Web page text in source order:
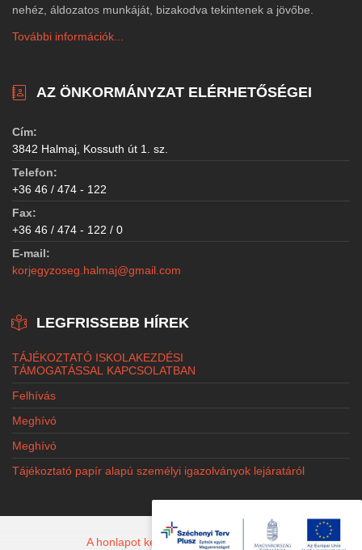
nehéz, áldozatos munkáját, bizakodva tekintenek a jövőbe.
További információk...
AZ ÖNKORMÁNYZAT ELÉRHETŐSÉGEI
Cím:
3842 Halmaj, Kossuth út 1. sz.
Telefon:
+36 46 / 474 - 122
Fax:
+36 46 / 474 - 122 / 0
E-mail:
korjegyzoseg.halmaj@gmail.com
LEGFRISSEBB HÍREK
TÁJÉKOZTATÓ ISKOLAKEZDÉSI
TÁMOGATÁSSAL KAPCSOLATBAN
Felhívás
Meghívó
Meghívó
Tájékoztató papír alapú személyi igazolványok lejáratáról
A honlapot készítette: Jacobi Marketing